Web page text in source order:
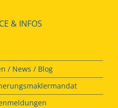
& INFOS
/ News / Blog